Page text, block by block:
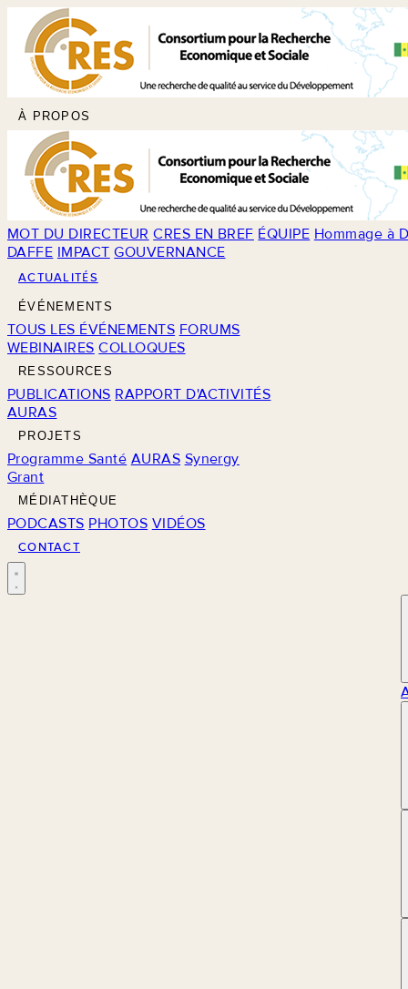
À PROPOS
MOT DU DIRECTEUR CRES EN BREF ÉQUIPE Hommage à
DAFFE IMPACT GOUVERNANCE
ACTUALITÉS
ÉVÉNEMENTS
TOUS LES ÉVÉNEMENTS FORUMS
WEBINAIRES COLLOQUES
RESSOURCES
PUBLICATIONS RAPPORT D'ACTIVITÉS
AURAS
PROJETS
Programme Santé AURAS Synergy
Grant
MÉDIATHÈQUE
PODCASTS PHOTOS VIDÉOS
CONTACT